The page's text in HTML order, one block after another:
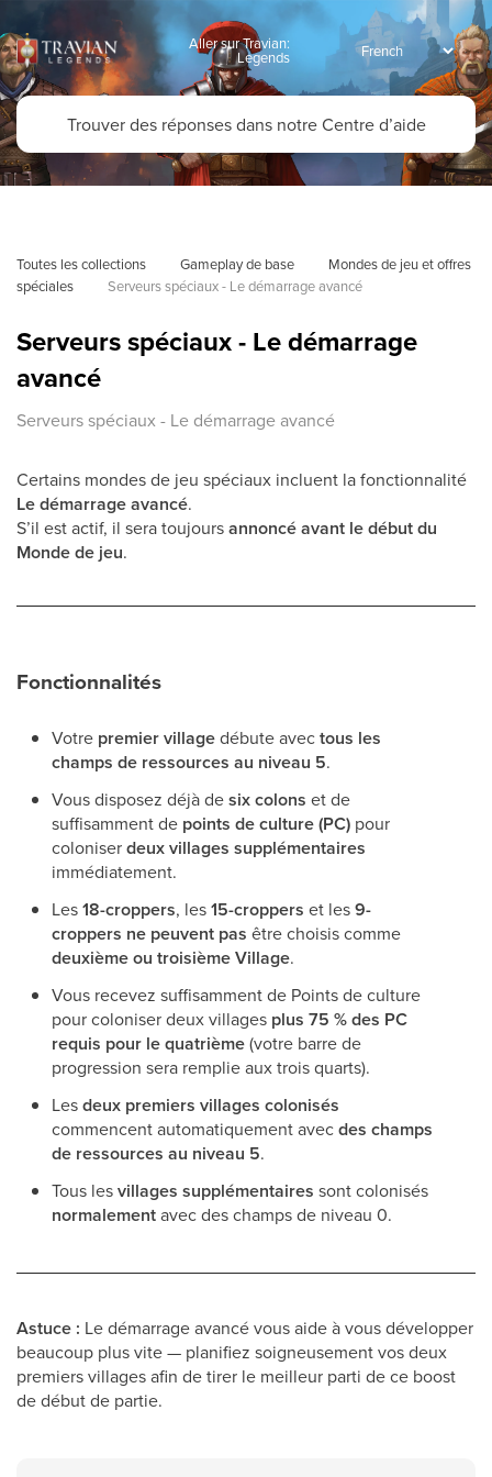
Aller sur Travian:
Legends
Toutes les collections Gameplay de base
Mondes de jeu et offres
spéciales
Serveurs spéciaux - Le démarrage avancé
Serveurs spéciaux - Le démarrage
avancé
Serveurs spéciaux - Le démarrage avancé
Certains mondes de jeu spéciaux incluent la fonctionnalité
Le démarrage avancé.
S’il est actif, il sera toujoursannoncé avant le début du
Monde de jeu.
Fonctionnalités
Votre premier villagedébute avectous les
champs de ressources au niveau 5.
Vous disposez déjà desix colons et de
suffisamment de points de culture (PC) pour
coloniserdeux villages supplémentaires
immédiatement.
Les18-croppers, les15-croppers et les9-
croppers ne peuvent pas être choisis comme
deuxième ou troisième Village.
Vous recevez suffisamment de Points de culture
pour coloniser deux villages plus 75 % des PC
requis pour le quatrième(votre barre de
progression sera remplie aux trois quarts).
Lesdeux premiers villages colonisés
commencent automatiquement avecdes champs
de ressources au niveau 5.
Tous lesvillages supplémentaires sont colonisés
normalementavec des champs de niveau 0.
Astuce : Le démarrage avancé vous aide à vous développer
beaucoup plus vite — planifiez soigneusement vos deux
premiers villages afin de tirer le meilleur parti de ce boost
de début de partie.